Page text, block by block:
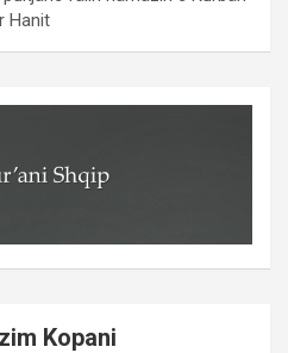
Hanit
Kopani